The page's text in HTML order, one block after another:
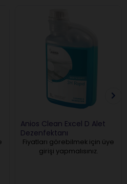
Anios Clean Excel D Alet
Dezenfektanı
Fiyatları görebilmek için üye
girişi yapmalısınız.